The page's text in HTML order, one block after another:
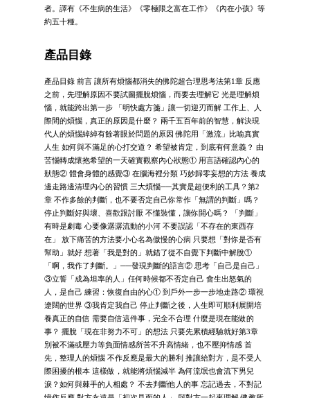
者。譯有《不生病的生活》《零極限之富在工作》《內在小孩》等
約五十種。
產品目錄
產品目錄 前言 讓所有煩惱都消失的佛陀超合理思考法第1章 反應
之前，先理解原因不要試圖擺脫煩惱，而要去理解它 光是理解煩
惱，就能跨出第一步 「明快處方箋」讓一切迎刃而解 工作上、人
際間的煩惱，真正的原因是什麼？ 兩千五百年前的智慧，解決現
代人的煩惱綽綽有餘著眼於問題的原因 佛陀用「激流」比喻真實
人生 如何與不滿足的心打交道？ 希望被肯定，到底有何意義？ 由
苦惱轉成懷抱希望的一天確實觀察內心狀態① 用言語確認內心的
狀態② 體會身體的感覺③ 在腦海裡分類 巧妙歸零妄想的方法 養成
邊走路邊清理內心的習慣 三大煩惱──其實是超便利的工具？第2
章 不作多餘的判斷，也不要否定自己你常作「無謂的判斷」嗎？
停止判斷好與壞、喜歡跟討厭 不懂裝懂，讓你開心嗎？ 「判斷」
有時是劇毒 心要像潺潺流動的小河 不要誤認「不存在的東西存
在」 放下痛苦的方法要小心名為傲慢的心病 只要想「對你是否有
幫助」就好 想著「我是對的」就錯了從不自覺下判斷中解脫①
「啊，我作了判斷。」──發現判斷的語言② 思考「自己是自己」
③立誓「成為坦率的人」任何時候都不否定自己 會生出怒氣的
人，是自己 練習：恢復自由的心① 到戶外一步一步地走路② 環視
遼闊的世界 ③我肯定我自己 停止判斷之後，人生即可順利展開培
養真正的自信 需要自信這件事，完全不合理 什麼是現在能做的
事？ 擺脫「現在非努力不可」的想法 只要先累積經驗就好第3章
別被不滿或壓力等負面情感所苦不升高情緒，也不壓抑情感 首
先，整理人的煩惱 不作反應是最大的勝利 推讓給對方，是不受人
際困擾的根本 這樣做，就能將煩惱減半 為何流氓也會流下男兒
淚？如何與棘手的人相處？ 不去判斷他人的事 忘記過去，不對記